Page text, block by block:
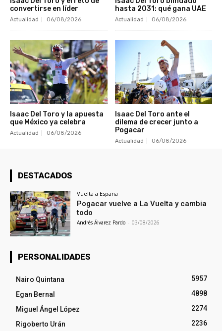
convertirse en líder
Actualidad 06/08/2026
hasta 2031: qué gana UAE
Actualidad 06/08/2026
Isaac Del Toro y la apuesta
que México ya celebra
Actualidad 06/08/2026
Isaac Del Toro ante el
dilema de crecer junto a
Pogacar
Actualidad 06/08/2026
DESTACADOS
Vuelta a España
Pogacar vuelve a La Vuelta y cambia
todo
Andrés Álvarez Pardo - 03/08/2026
PERSONALIDADES
Nairo Quintana
5957
Egan Bernal
4898
Miguel Ángel López
2274
Rigoberto Urán
2236